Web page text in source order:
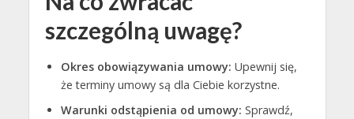
szczególną uwagę?
Okres obowiązywania umowy: Upewnij się,
że terminy umowy są dla Ciebie korzystne.
Warunki odstąpienia od umowy: Sprawdź,